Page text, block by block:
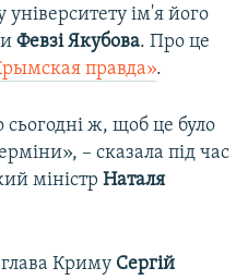
ім'я його
Февзі Якубова. Про це
правда».
ж, щоб це було
– сказала під час
міністр Наталя
Криму Сергій